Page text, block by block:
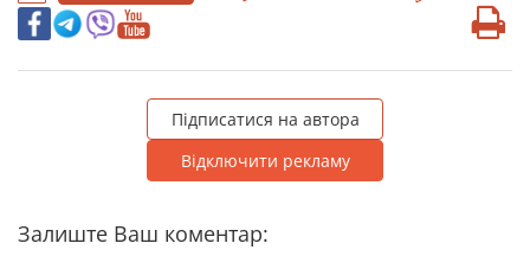
Підписатися на автора
Відключити рекламу
Залиште Ваш коментар: